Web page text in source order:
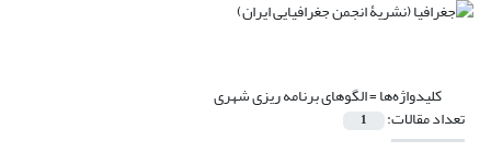
کلیدواژه‌ها =الگوهای برنامه ریزی شهری
تعداد مقالات: 1